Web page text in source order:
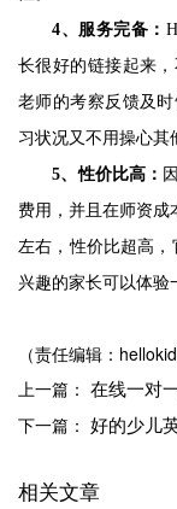
4、 服务完备：
长很好的链接起来
老师的考察反馈及
习状况又不用操心其
5、性价比高：
费用，并且在师资成
左右，性价比超高，
兴趣的家长可以体验
（责任编辑：hellokid
上一篇： 在线一对
下一篇： 好的少儿
相关文章